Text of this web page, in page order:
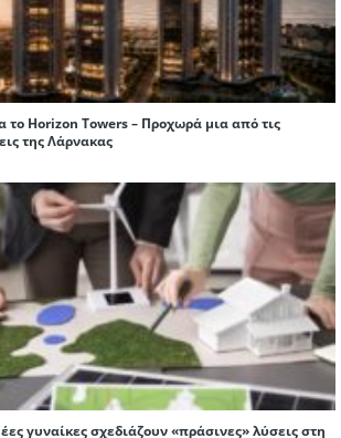
το Horizon Towers – Προχωρά μια από τις
της Λάρνακας
γυναίκες σχεδιάζουν «πράσινες» λύσεις στη